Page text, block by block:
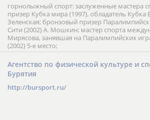
горнолыжный спорт: заслуженные мастера
призер Кубка мира (1997), обладатель Кубка
Зеленская; бронзовый призер
Сити (2002) А. Мошкин; мастер спорта
Мирясова, занявшая на Паралимпийских
(2002) 5-е место;
Агентство по физической культуре и
Бурятия
http://bursport.ru/